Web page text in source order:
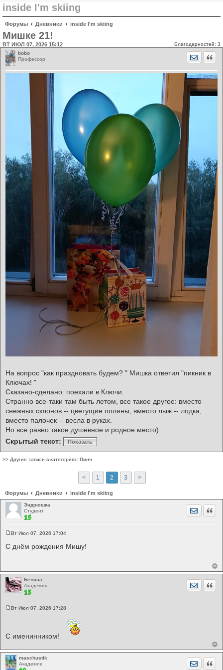
inside I'm skiing
Форумы Дневники inside I'm skiing
Мишке 21!
Благодарностей: 3
ВТ ИЮЛ 07, 2026 15:12
bobo
Профессор
На вопрос "как праздновать будем? " Мишка ответил "пикник в
Ключах! "
Сказано-сделано: поехали в Ключи.
Странно все-таки там быть летом, все такое другое: вместо
снежных склонов -- цветущие поляны; вместо лыж -- лодка,
вместо палочек -- весла в руках.
Но все равно такое душевное и родное место)
Скрытый текст:
Показать
>> Другие записи в категориях: Пинч
< 1 2 3 >
Форумы Дневники inside I'm skiing
Эндрюшка
Студент
о
н
и
е
Вт Июл 07, 2026 17:04
С днём рождения Мишу!
Беляна
Академик
щ
и
е
Вт Июл 07, 2026 17:28
С именинником!
maschustik
Академик